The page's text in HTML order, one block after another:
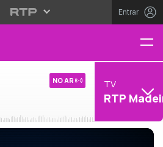
Entrar
NO AR TV
RTP